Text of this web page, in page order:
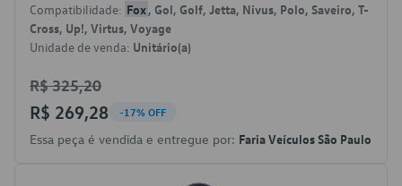
Compatibilidade: Fox, Gol, Golf, Jetta, Nivus, Polo, Saveiro, T-
Cross, Up!, Virtus, Voyage
Unidade de venda: Unitário(a)
R$ 325,20
R$ 269,28 -17% OFF
Essa peça é vendida e entregue por: Faria Veículos São Paulo